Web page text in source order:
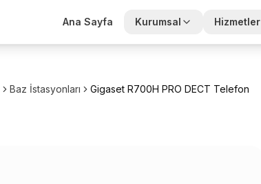
Ana Sayfa Kurumsal Hizmetler
Baz İstasyonları Gigaset R700H PRO DECT Telefon